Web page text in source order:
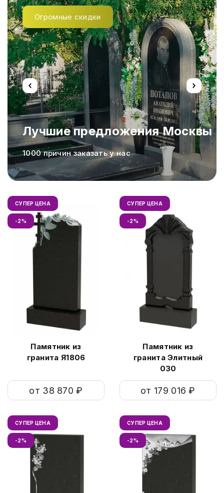
Огромные скидки
Лучшие предложения Москвы
1000 причин заказать у нас
СУПЕР ЦЕНА
-2%
Памятник из
гранита Я1806
от 38 870 ₽
СУПЕР ЦЕНА
-2%
Памятник из
гранита Элитный
030
от 179 016 ₽
СУПЕР ЦЕНА
-2%
СУПЕР ЦЕНА
-2%